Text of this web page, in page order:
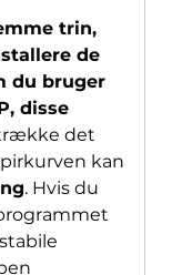
trin,
de
du bruger
disse
det
kan
. Hvis du